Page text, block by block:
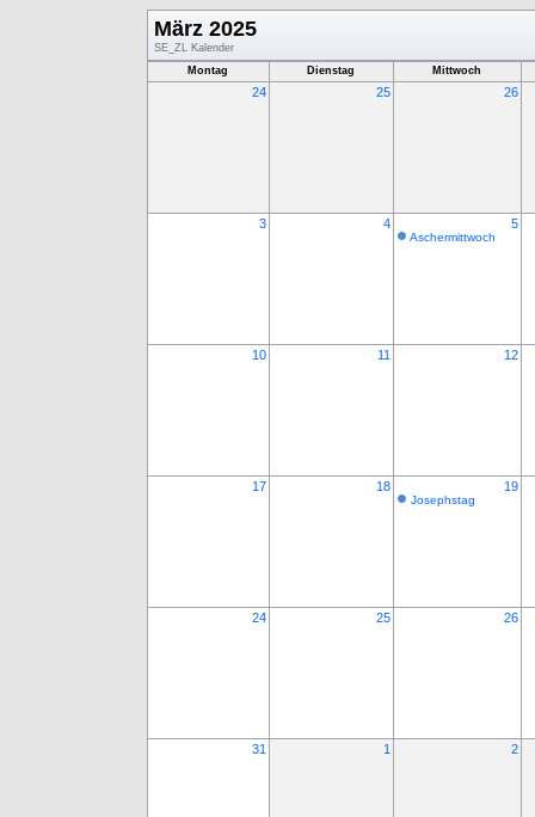
März 2025
SE_ZL Kalender
Montag
Dienstag Mittwoch
24 25 26
3 4 5
Aschermittwoch
10 11 12
17 18 19
Josephstag
24 25 26
31 1 2